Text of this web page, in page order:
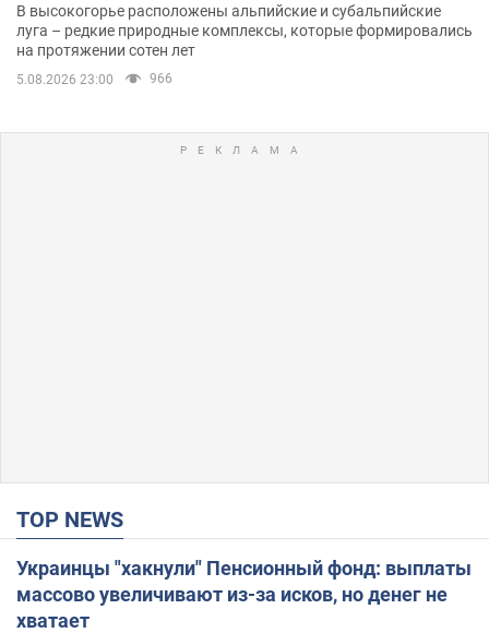
В высокогорье расположены альпийские и субальпийские
луга – редкие природные комплексы, которые формировались
на протяжении сотен лет
5.08.2026 23:00 966
TOP NEWS
Украинцы "хакнули" Пенсионный фонд: выплаты
массово увеличивают из-за исков, но денег не
хватает